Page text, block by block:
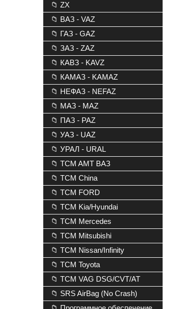
📁 ZX
📁 ВАЗ - VAZ
📁 ГАЗ - GAZ
📁 ЗАЗ - ZAZ
📁 КАВЗ - KAVZ
📁 КАМАЗ - KAMAZ
📁 НЕФАЗ - NEFAZ
📁 МАЗ - MAZ
📁 ПАЗ - PAZ
📁 УАЗ - UAZ
📁 УРАЛ - URAL
📁 TCM AMT ВАЗ
📁 TCM China
📁 TCM FORD
📁 TCM Kia/Hyundai
📁 TCM Mercedes
📁 TCM Mitsubishi
📁 TCM Nissan/Infinity
📁 TCM Toyota
📁 TCM VAG DSG/CVT/AT
📁 SRS AirBag (No Crash)